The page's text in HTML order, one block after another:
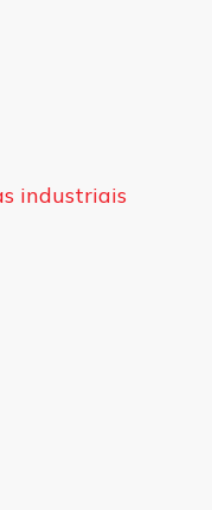
industriais